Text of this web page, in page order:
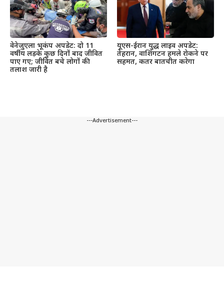
वेनेजुएला भूकंप अपडेट: दो 11
वर्षीय लड़के कुछ दिनों बाद जीवित
पाए गए; जीवित बचे लोगों की
तलाश जारी है
यूएस-ईरान युद्ध लाइव अपडेट:
तेहरान, वाशिंगटन हमले रोकने पर
सहमत, कतर बातचीत करेगा
---Advertisement---